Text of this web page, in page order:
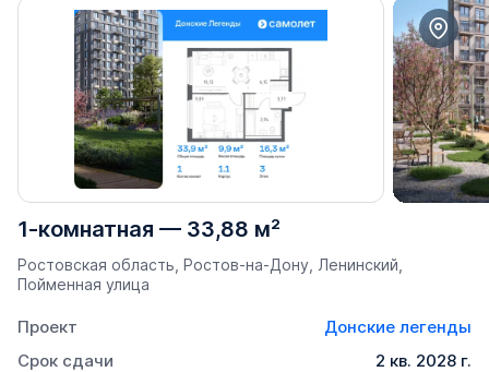
1-комнатная — 33,88 м²
Ростовская область, Ростов-на-Дону, Ленинский,
Пойменная улица
Проект
Донские легенды
Срок сдачи
2 кв. 2028 г.